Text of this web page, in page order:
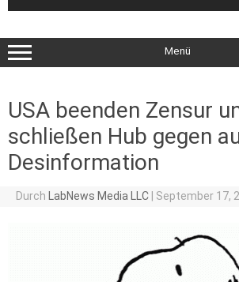
Menü
USA beenden Zensur
schließen Hub gegen
Desinformation
Durch LabNews Media LLC September 17,